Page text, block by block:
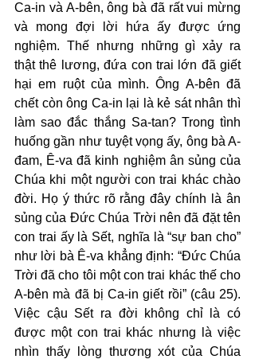
Ca-in và A-bên, ông bà đã rất vui mừng
và mong đợi lời hứa ấy được ứng
nghiệm. Thế nhưng những gì xảy ra
thật thê lương, đứa con trai lớn đã giết
hại em ruột của mình. Ông A-bên đã
chết còn ông Ca-in lại là kẻ sát nhân thì
làm sao đắc thắng Sa-tan? Trong tình
huống gần như tuyệt vọng ấy, ông bà A-
đam, Ê-va đã kinh nghiệm ân sủng của
Chúa khi một người con trai khác chào
đời. Họ ý thức rõ rằng đây chính là ân
sủng của Đức Chúa Trời nên đã đặt tên
con trai ấy là Sết, nghĩa là “sự ban cho”
như lời bà Ê-va khẳng định: “Đức Chúa
Trời đã cho tôi một con trai khác thế cho
A-bên mà đã bị Ca-in giết rồi” (câu 25).
Việc cậu Sết ra đời không chỉ là có
được một con trai khác nhưng là việc
nhìn thấy lòng thương xót của Chúa